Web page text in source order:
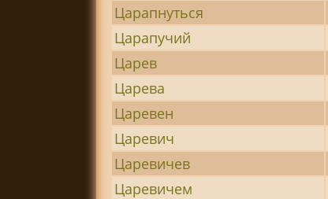
Царапнуться
Царапучий
Царев
Царева
Царевен
Царевич
Царевичев
Царевичем